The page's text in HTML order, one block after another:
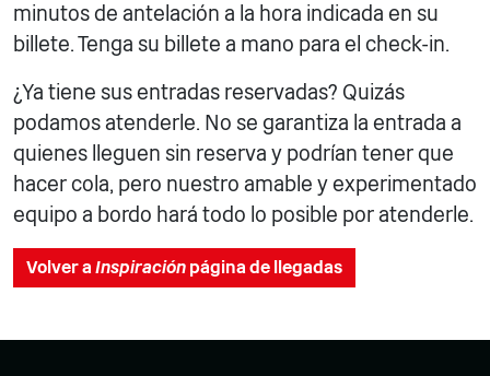
minutos de antelación a la hora indicada en su
billete. Tenga su billete a mano para el check-in.
¿Ya tiene sus entradas reservadas? Quizás
podamos atenderle. No se garantiza la entrada a
quienes lleguen sin reserva y podrían tener que
hacer cola, pero nuestro amable y experimentado
equipo a bordo hará todo lo posible por atenderle.
Volver a Inspiración página de llegadas